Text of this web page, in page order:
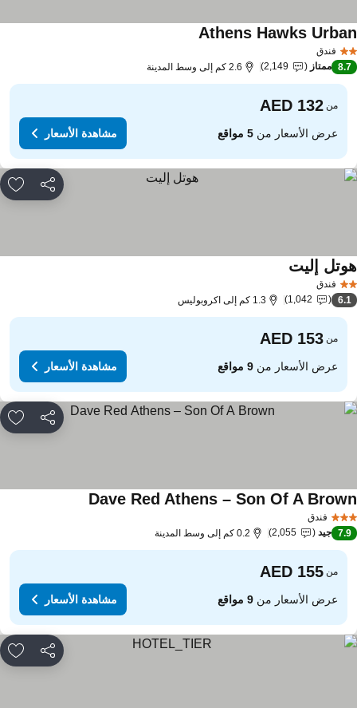
فندق
Athens Hawks مشاهدة الأسعار
8.7 ممتاز 2,149 2.6 كم إلى وسط المدينة
من
عرض الأسعار من5 مواقع مشاهدة الأسعار
مشاركة
فندق
إليتمشاهدة الأسعار
6.1
1,042 1.3 كم إلى اكروبوليس
من
عرض الأسعار من9 مواقع مشاهدة الأسعار
مشاركة
فندق
Dave Red Athens – Son Of Aمشاهدة الأسعار
7.9 جيد 2,055 0.2 كم إلى وسط المدينة
من
عرض الأسعار من9 مواقع مشاهدة الأسعار
مشاركة